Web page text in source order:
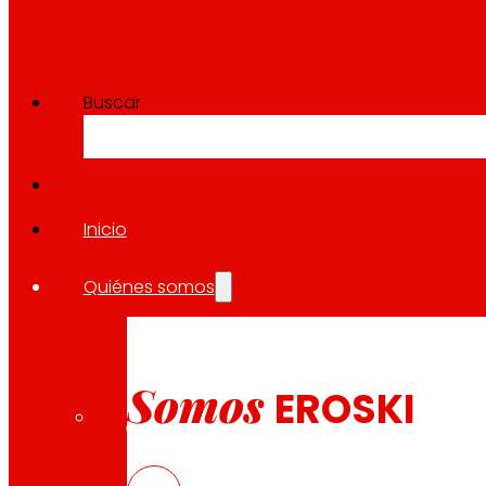
Buscar
Inicio
Quiénes somos
Somos EROSKI
desde un modelo alineado con nuestra
plazo.